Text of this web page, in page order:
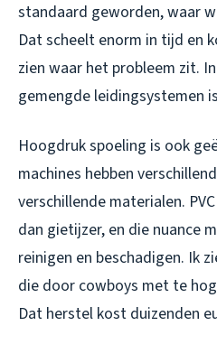
standaard geworden, waar
Dat scheelt enorm in tijd en
zien waar het probleem zit.
gemengde leidingsystemen
Hoogdruk spoeling is ook
machines hebben
verschillende materialen.
dan gietijzer, en die nuance
reinigen en beschadigen. Ik
die door cowboys met te
Dat herstel kost duizenden